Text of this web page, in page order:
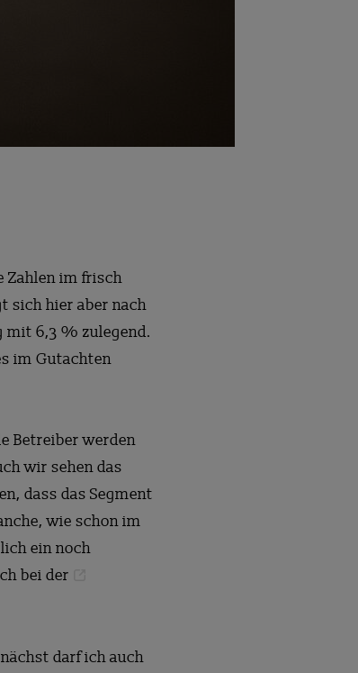
Zahlen im frisch
sich hier aber nach
6,3 % zulegend.
im Gutachten
Betreiber werden
wir sehen das
dass das Segment
wie schon im
ein noch
bei der
darf ich auch